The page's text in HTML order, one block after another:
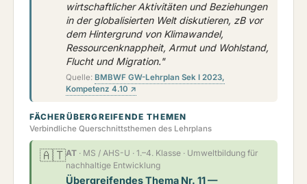
wirtschaftlicher Aktivitäten und Beziehungen
in der globalisierten Welt diskutieren, zB vor
dem Hintergrund von Klimawandel,
Ressourcenknappheit, Armut und Wohlstand,
Flucht und Migration."
Quelle: BMBWF GW-Lehrplan Sek I 2023,
Kompetenz 4.10 ↗
FÄCHERÜBERGREIFENDE THEMEN
Verbindliche Querschnittsthemen des Lehrplans
🇦🇹AT· MS / AHS-U · 1.–4. Klasse · Umweltbildung für
nachhaltige Entwicklung
Übergreifendes Thema Nr. 11 —